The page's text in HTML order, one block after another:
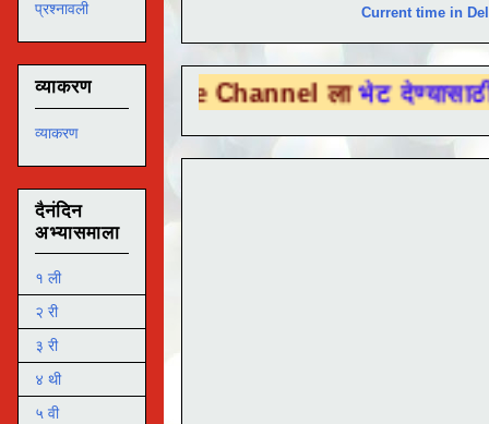
Current time in
Channel ला भेट देण्यासाठी येथे क्लिक
प्रश्नावली
व्याकरण
व्याकरण
दैनंदिन
अभ्यासमाला
१ ली
२ री
३ री
४ थी
५ वी